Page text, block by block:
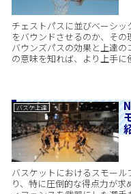
チェストパスに並びベーシ
をバウンドさせるのか、そ
バウンズパスの効果と上達
の意味を知れば、より上手に
バスケ上達
バスケットにおけるスモー
り、特に圧倒的な得点力が